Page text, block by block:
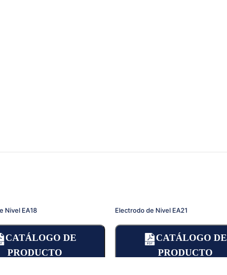
Nivel EA18
CATÁLOGO DE
PRODUCTO
Electrodo de Nivel EA21
CATÁLOGO DE
PRODUCTO